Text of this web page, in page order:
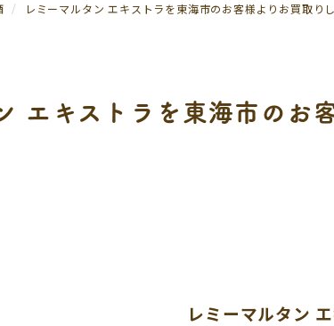
買取
レミーマルタン エキストラを東海市のお客様よりお買取りし
エキストラを東海市のお
レミーマルタン